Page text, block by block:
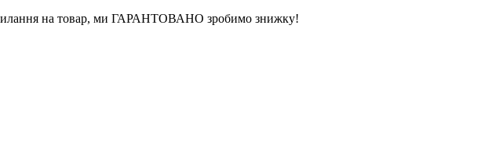
на товар, ми ГАРАНТОВАНО зробимо знижку!